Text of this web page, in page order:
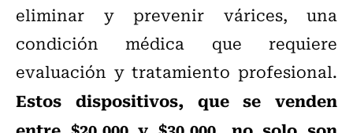
eliminar y prevenir várices, una
condición médica que requiere
evaluación y tratamiento profesional.
Estos dispositivos, que se venden